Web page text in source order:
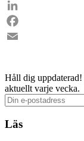
LinkedIn
Facebook
Håll dig uppdaterad!
aktuellt varje vecka.
Läs